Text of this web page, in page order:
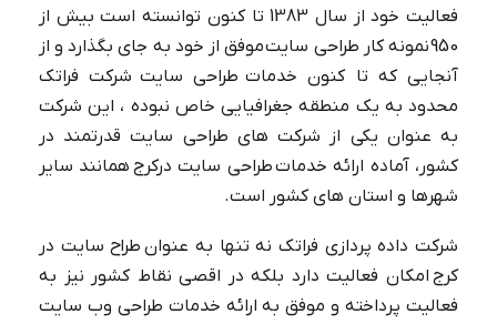
طراحی سایت چند زبانه🌍【دو زبانه، سه
زبانه】
فعالیت خود از سال 1383 تا کنون توانسته است بیش از
950 نمونه کار طراحی سایت موفق از خود به جای بگذارد و از
آنجایی که تا کنون خدمات طراحی سایت شرکت فراتک
محدود به یک منطقه جغرافیایی خاص نبوده ، این شرکت
به عنوان یکی از شرکت های طراحی سایت قدرتمند در
کشور، آماده ارائه خدمات طراحی سایت درکرج همانند سایر
شهرها و استان های کشور است.
شرکت داده پردازی فراتک نه تنها به عنوان طراح سایت در
کرج امکان فعالیت دارد بلکه در اقصی نقاط کشور نیز به
فعالیت پرداخته و موفق به ارائه خدمات طراحی وب سایت